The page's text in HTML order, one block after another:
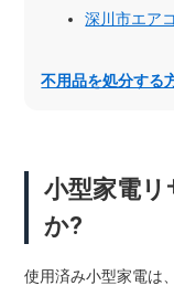
深川市エア
不用品を処分する
小型家電
か?
使用済み小型家電は